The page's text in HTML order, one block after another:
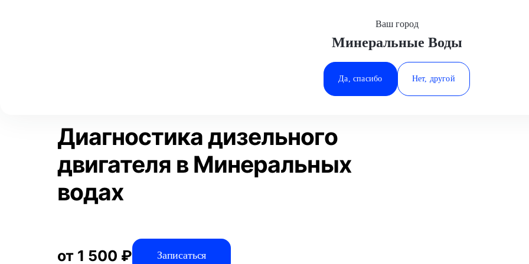
Минеральные Воды
Ростов-на-Дону
Ставрополь
Ваш город
Минеральные Воды
Да, спасибо Нет, другой
Диагностика дизельного двигателя
Статьи
Диагностика дизельного
двигателя в Минеральных
водах
от 1 500 ₽ Записаться